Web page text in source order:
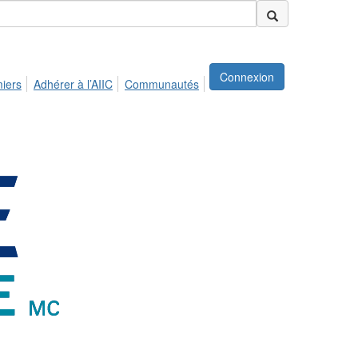
Connexion
Adhérer à l’AIIC Communautés